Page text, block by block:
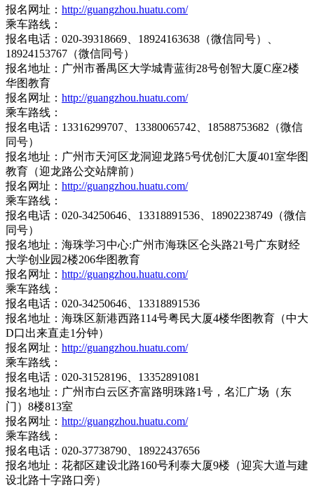
报名网址： http://guangzhou.huatu.com/
乘车路线：
报名电话：020-39318669、18924163638（微信同号）、
18924153767（微信同号）
报名地址：广州市番禺区大学城青蓝街28号创智大厦C座2楼
华图教育
报名网址： http://guangzhou.huatu.com/
乘车路线：
报名电话：13316299707、13380065742、18588753682（微信
同号）
报名地址：广州市天河区龙洞迎龙路5号优创汇大厦401室华图
教育（迎龙路公交站牌前）
报名网址： http://guangzhou.huatu.com/
乘车路线：
报名电话：020-34250646、13318891536、18902238749（微信
同号）
报名地址：海珠学习中心:广州市海珠区仑头路21号广东财经
大学创业园2楼206华图教育
报名网址： http://guangzhou.huatu.com/
乘车路线：
报名电话：020-34250646、13318891536
报名地址：海珠区新港西路114号粤民大厦4楼华图教育（中大
D口出来直走1分钟）
报名网址： http://guangzhou.huatu.com/
乘车路线：
报名电话：020-31528196、13352891081
报名地址：广州市白云区齐富路明珠路1号，名汇广场（东
门）8楼813室
报名网址： http://guangzhou.huatu.com/
乘车路线：
报名电话：020-37738790、18922437656
报名地址：花都区建设北路160号利泰大厦9楼（迎宾大道与建
设北路十字路口旁）